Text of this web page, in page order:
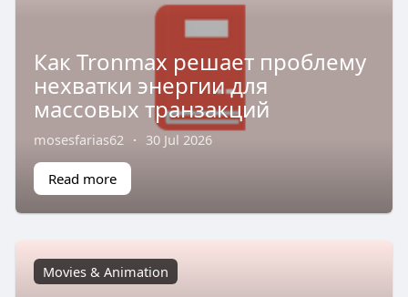
Как Tronmax решает проблему
нехватки энергии для
массовых транзакций
mosesfarias62 · 30 Jul 2026
Read more
Movies & Animation